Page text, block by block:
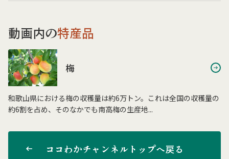
動画内の特産品
梅
和歌山県における梅の収穫量は約6万トン。これは全国の収穫量の
約6割を占め、そのなかでも南高梅の生産地...
ココわかチャンネルトップへ戻る